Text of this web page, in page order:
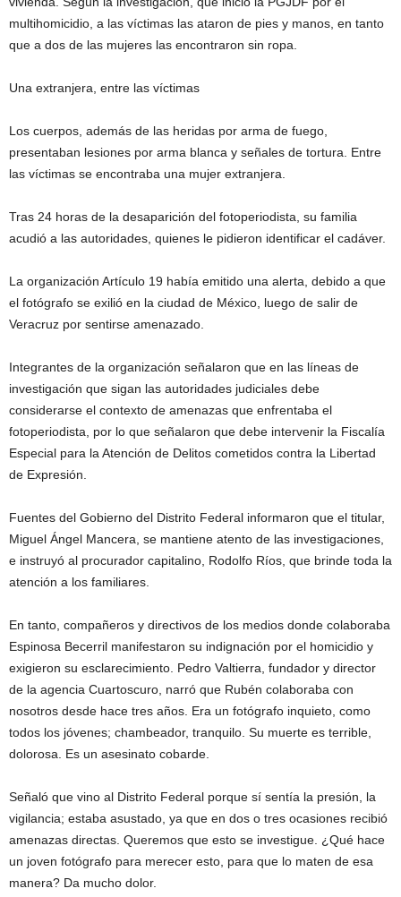
multihomicidio, a las víctimas las ataron de pies y manos, en tanto
que a dos de las mujeres las encontraron sin ropa.
Una extranjera, entre las víctimas
Los cuerpos, además de las heridas por arma de fuego,
presentaban lesiones por arma blanca y señales de tortura. Entre
las víctimas se encontraba una mujer extranjera.
Tras 24 horas de la desaparición del fotoperiodista, su familia
acudió a las autoridades, quienes le pidieron identificar el cadáver.
La organización Artículo 19 había emitido una alerta, debido a que
el fotógrafo se exilió en la ciudad de México, luego de salir de
Veracruz por sentirse amenazado.
Integrantes de la organización señalaron que en las líneas de
investigación que sigan las autoridades judiciales debe
considerarse el contexto de amenazas que enfrentaba el
fotoperiodista, por lo que señalaron que debe intervenir la Fiscalía
Especial para la Atención de Delitos cometidos contra la Libertad
de Expresión.
Fuentes del Gobierno del Distrito Federal informaron que el titular,
Miguel Ángel Mancera, se mantiene atento de las investigaciones,
e instruyó al procurador capitalino, Rodolfo Ríos, que brinde toda la
atención a los familiares.
En tanto, compañeros y directivos de los medios donde colaboraba
Espinosa Becerril manifestaron su indignación por el homicidio y
exigieron su esclarecimiento. Pedro Valtierra, fundador y director
de la agencia Cuartoscuro, narró que Rubén colaboraba con
nosotros desde hace tres años. Era un fotógrafo inquieto, como
todos los jóvenes; chambeador, tranquilo. Su muerte es terrible,
dolorosa. Es un asesinato cobarde.
Señaló que vino al Distrito Federal porque sí sentía la presión, la
vigilancia; estaba asustado, ya que en dos o tres ocasiones recibió
amenazas directas. Queremos que esto se investigue. ¿Qué hace
un joven fotógrafo para merecer esto, para que lo maten de esa
manera? Da mucho dolor.